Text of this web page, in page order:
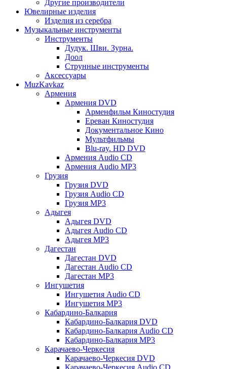
Другие производители
Ювелирные изделия
Изделия из серебра
Музыкальные инструменты
Инструменты
Дудук. Шви. Зурна.
Доол
Струнные инструменты
Аксессуары
MuzKavkaz
Армения
Армения DVD
Арменфильм Киностудия
Ереван Киностудия
Документальное Кино
Мультфильмы
Blu-ray. HD DVD
Армения Audio CD
Армения Audio MP3
Грузия
Грузия DVD
Грузия Audio CD
Грузия MP3
Адыгея
Адыгея DVD
Адыгея Audio CD
Адыгея MP3
Дагестан
Дагестан DVD
Дагестан Audio CD
Дагестан MP3
Ингушетия
Ингушетия Audio CD
Ингушетия MP3
Кабардино-Балкария
Кабардино-Балкария DVD
Кабардино-Балкария Audio CD
Кабардино-Балкария MP3
Карачаево-Черкесия
Карачаево-Черкесия DVD
Карачаево-Черкесия Audio CD